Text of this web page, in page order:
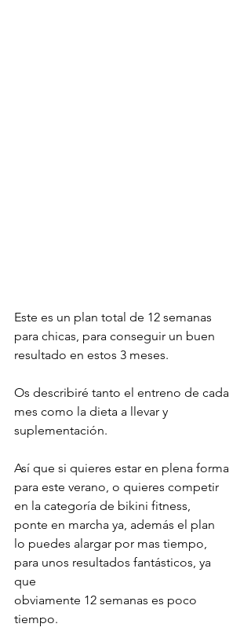
Este es un plan total de 12 semanas
para chicas, para conseguir un buen
resultado en estos 3 meses.
Os describiré tanto el entreno de cada
mes como la dieta a llevar y
suplementación.
Así que si quieres estar en plena forma
para este verano, o quieres competir
en la categoría de bikini fitness,
ponte en marcha ya, además el plan
lo puedes alargar por mas tiempo,
para unos resultados fantásticos, ya
que
obviamente 12 semanas es poco
tiempo.